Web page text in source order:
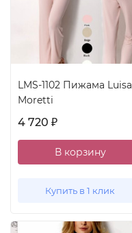
LMS-1102 Пижама Luisa
Moretti
4 720 ₽
В корзину
Купить в 1 клик